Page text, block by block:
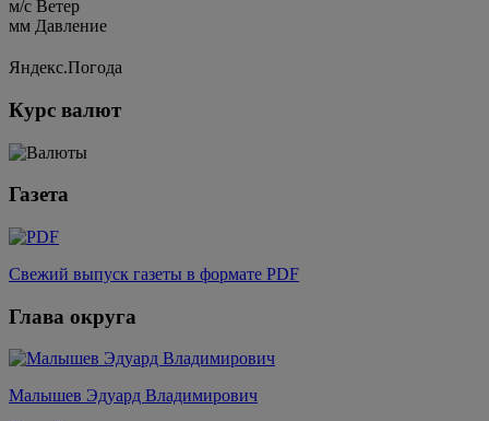
м/c Ветер
мм Давление
Яндекс.Погода
Курс валют
Газета
Свежий выпуск газеты в формате PDF
Глава округа
Малышев Эдуард Владимирович